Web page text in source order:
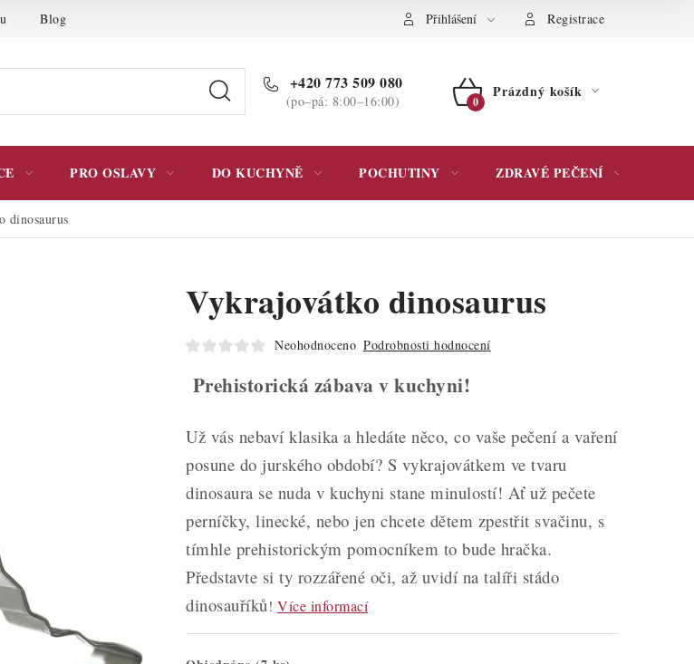
Blog Podmínky ochrany osobních údajů Přihlášení Registrace
+420 773 509 080
(po–pá: 8:00–16:00)
NÁKUPNÍ
Prázdný košík
PRO OSLAVY DO KUCHYNĚ POCHUTINY ZDRAVÉ PEČENÍ
dinosaurus
Vykrajovátko dinosaurus
Neohodnoceno Podrobnosti hodnocení
Prehistorická zábava v kuchyni!
Už vás nebaví klasika a hledáte něco, co vaše pečení a vaření
posune do jurského období? S vykrajovátkem ve tvaru
dinosaura se nuda v kuchyni stane minulostí! Ať už pečete
perníčky, linecké, nebo jen chcete dětem zpestřit svačinu, s
tímhle prehistorickým pomocníkem to bude hračka.
Představte si ty rozzářené oči, až uvidí na talíři stádo
dinosauříků! Více informací